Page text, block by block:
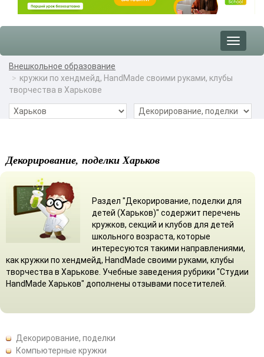
Toggle
Внешкольное образование
кружки по хендмейд, HandMade своими руками, клубы
творчества в Харькове
Декорирование, поделки Харьков
Раздел "Декорирование, поделки для
детей (Харьков)" содержит перечень
кружков, секций и клубов для детей
школьного возраста, которые
интересуются такими направлениями,
как кружки по хендмейд, HandMade своими руками, клубы
творчества в Харькове. Учебные заведения рубрики "Студии
HandMade Харьков" дополнены отзывами посетителей.
Декорирование, поделки
Компьютерные кружки